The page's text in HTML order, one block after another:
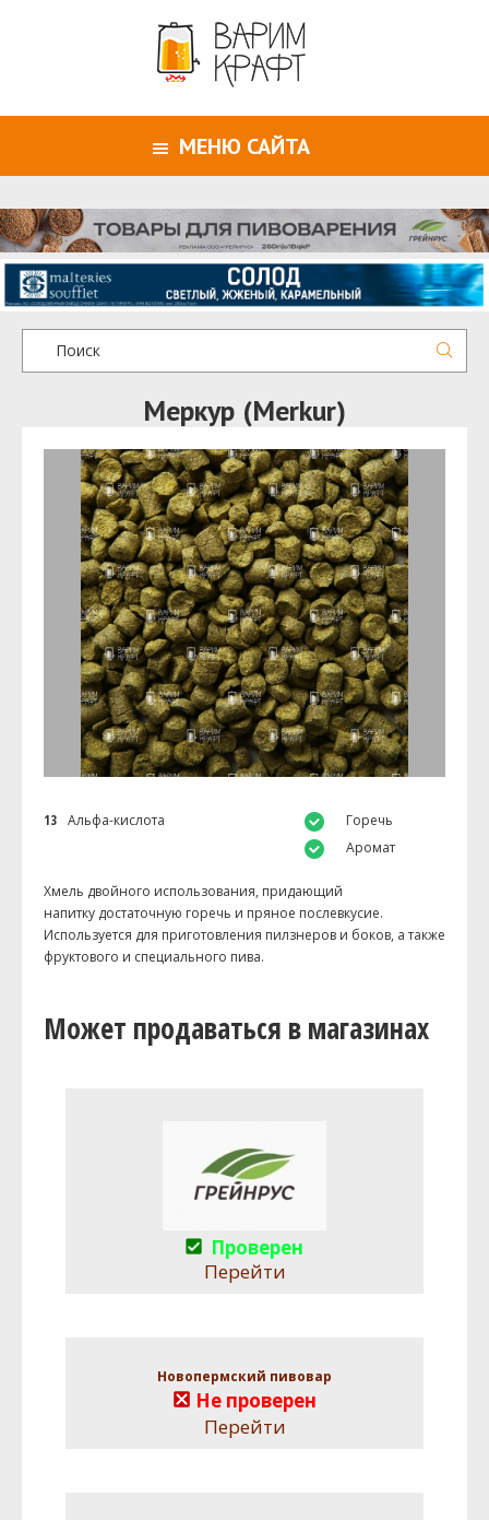
МЕНЮ САЙТА
Меркур (Merkur)
13 Альфа-кислота
Горечь
Аромат
Хмель двойного использования, придающий
напитку достаточную горечь и пряное послевкусие.
Используется для приготовления пилзнеров и боков, а также
фруктового и специального пива.
Может продаваться в магазинах
Проверен
Перейти
Новопермский пивовар
Не проверен
Перейти